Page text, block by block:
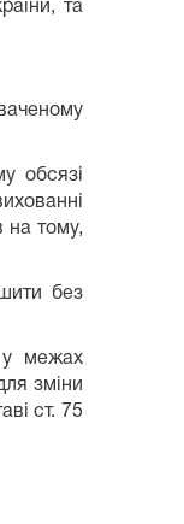
та
обсязі
на тому,
без
у межах
зміни
ст. 75